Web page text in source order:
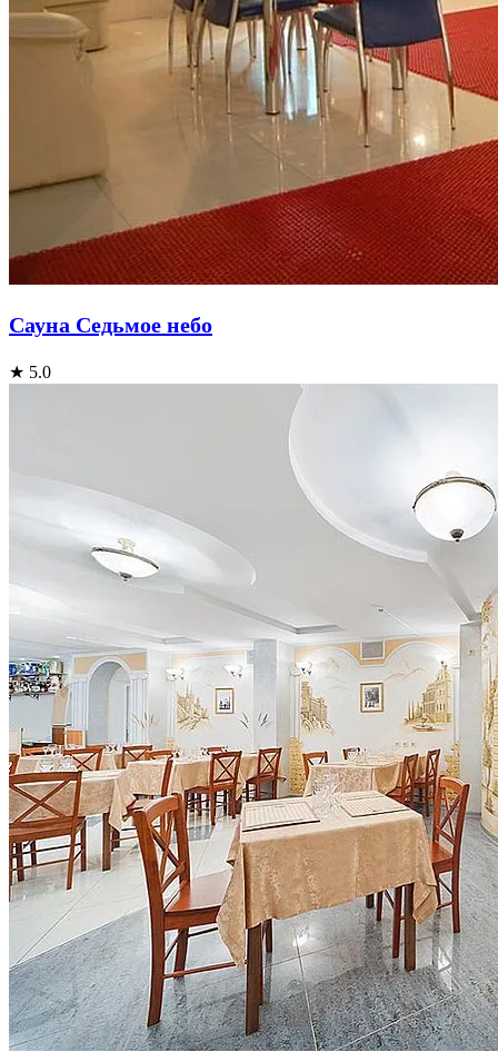
Сауна Седьмое небо
★ 5.0